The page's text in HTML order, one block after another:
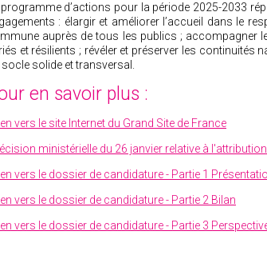
programme d’actions pour la période 2025-2033
: élargir et améliorer l’accueil dans le
auprès de tous les publics ; accompagner
et résilients ; révéler et préserver les continuités
socle solide et transversal.
en savoir plus :
vers le site Internet du Grand Site de France
ministérielle du 26 janvier relative à
vers le dossier de candidature - Partie 1
vers le dossier de candidature - Partie 2 Bilan
vers le dossier de candidature - Partie 3